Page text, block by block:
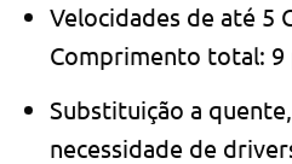
Velocidades de até 5
Comprimento total: 9
Substituição a
necessidade de